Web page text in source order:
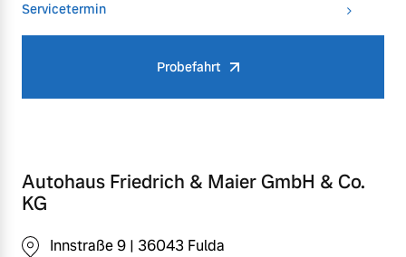
Servicetermin
Probefahrt
Autohaus Friedrich & Maier GmbH & Co.
KG
Innstraße 9 | 36043 Fulda